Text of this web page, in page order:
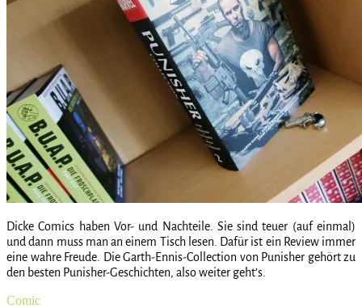
Dicke Comics haben Vor- und Nachteile. Sie sind teuer (auf einmal)
und dann muss man an einem Tisch lesen. Dafür ist ein Review immer
eine wahre Freude. Die Garth-Ennis-Collection von Punisher gehört zu
den besten Punisher-Geschichten, also weiter geht’s.
Comic